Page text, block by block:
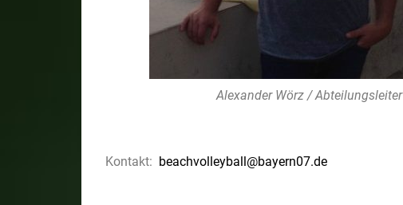
Alexander Wörz / Abteilungsleiter
Kontakt: beachvolleyball@bayern07.de